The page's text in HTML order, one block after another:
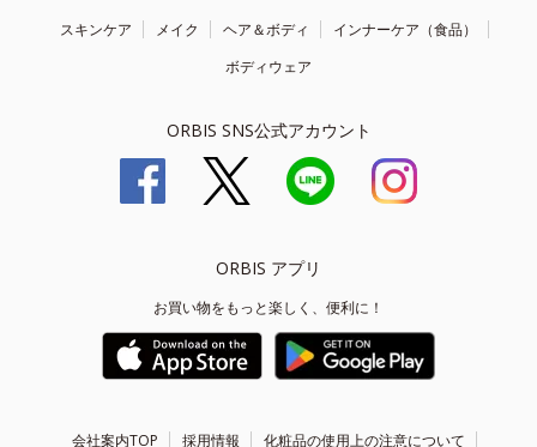
スキンケア メイク ヘア＆ボディ
インナーケア（食品）
ボディウェア
ORBIS SNS公式アカウント
ORBIS アプリ
お買い物をもっと楽しく、便利に！
会社案内TOP 採用情報 化粧品の使用上の注意について